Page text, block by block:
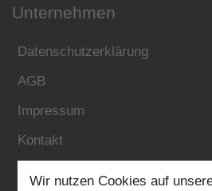
Unternehmen
Datenschutzerklärung
AGB
Impressum
Kontakt
Folgen Sie uns:
Wir nutzen Cookies auf